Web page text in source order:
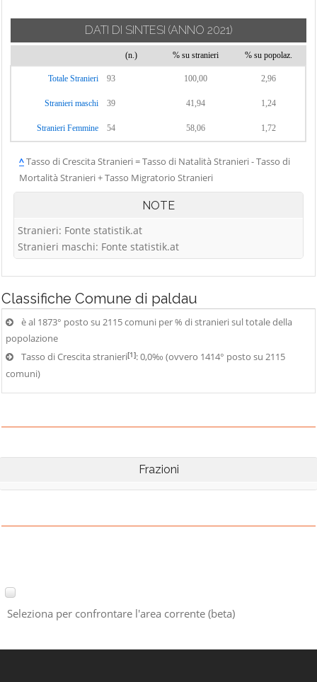
DATI DI SINTESI (ANNO 2021)
(n.) % su stranieri % su popolaz.
Totale Stranieri 93 100,00 2,96
Stranieri maschi 39 41,94 1,24
Stranieri Femmine 54 58,06 1,72
^Tasso di Crescita Stranieri = Tasso di Natalità Stranieri - Tasso di
Mortalità Stranieri + Tasso Migratorio Stranieri
NOTE
Stranieri: Fonte statistik.at
Stranieri maschi: Fonte statistik.at
Classifiche Comune di paldau
è al 1873° posto su 2115 comuni per % di stranieri sul totale della
popolazione
Tasso di Crescita stranieri[1]: 0,0‰ (ovvero 1414° posto su 2115
comuni)
Frazioni
Seleziona per confrontare l'area corrente (beta)